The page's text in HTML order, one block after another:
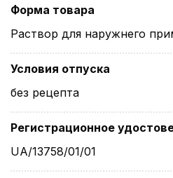
Форма товара
Раствор для наружнего
Условия отпуска
без рецепта
Регистрационное
UA/13758/01/01